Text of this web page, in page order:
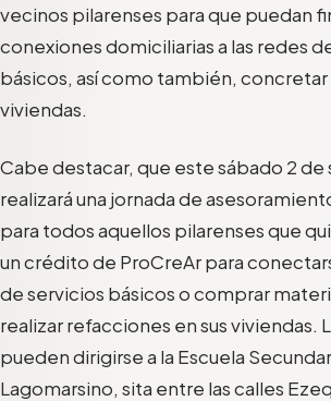
vecinos pilarenses para que puedan
conexiones domiciliarias a las redes
básicos, así como también, concretar
viviendas.
Cabe destacar, que este sábado 2
realizará una jornada de
para todos aquellos pilarenses que
un crédito de ProCreAr para
de servicios básicos o comprar
realizar refacciones en sus viviendas.
pueden dirigirse a la Escuela
Lagomarsino, sita entre las calles